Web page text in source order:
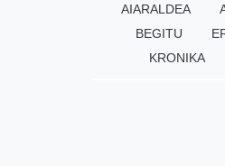
AIARALDEA
BEGITU
KRONIKA